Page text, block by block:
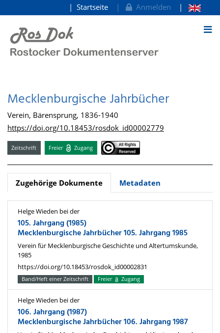
zum Inhalt
Startseite Anmelden
Mecklenburgische Jahrbücher
Verein, Bärensprung, 1836-1940
https://doi.org/10.18453/rosdok_id00002779
Zeitschrift Freier Zugang
Zugehörige Dokumente Metadaten
Helge Wieden bei der
105. Jahrgang (1985)
Mecklenburgische Jahrbücher 105. Jahrgang 1985
Verein für Mecklenburgische Geschichte und Altertumskunde,
1985
https://doi.org/10.18453/rosdok_id00002831
Band/Heft einer Zeitschrift Freier Zugang
Helge Wieden bei der
106. Jahrgang (1987)
Mecklenburgische Jahrbücher 106. Jahrgang 1987